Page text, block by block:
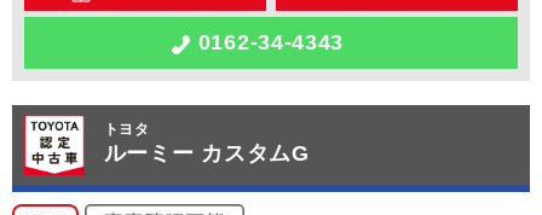
0162-34-4343
トヨタ
ルーミー カスタムG